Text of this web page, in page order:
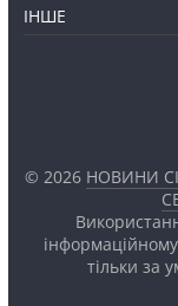
ІНШЕ
© 2026 НОВИНИ
тільки за